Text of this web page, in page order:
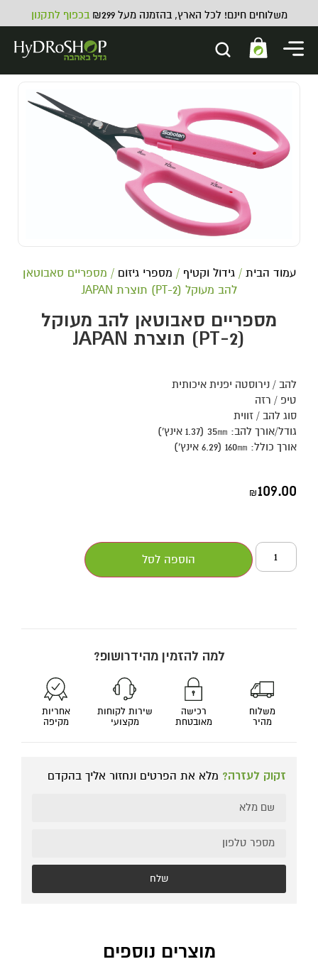
משלוחים חינם! לכל הארץ, בהזמנה מעל ₪299 בכפוף לתקנון
עמוד הבית /גידול וקטיף / מספרי גיזום / מספריים סאבוטאן
להב מעוקל (PT-2) תוצרת JAPAN
מספריים סאבוטאן להב מעוקל
(PT-2) תוצרת JAPAN
להב / נירוסטה יפנית איכותית
טיפ / רזה
סוג להב / זווית
גודל/אורך להב: 35㎜ (1.37 אינץ')
אורך כולל: 160㎜ (6.29 אינץ')
₪109.00
הוספה לסל
למה להזמין מהידרושופ?
משלוח
מהיר
רכישה
מאובטחת
שירות לקוחות
מקצועי
אחריות
מקיפה
זקוק לעזרה? מלא את הפרטים ונחזור אליך בהקדם
שלח
מוצרים נוספים
AN Big bud Coco - 500 מ"ל
₪119.00